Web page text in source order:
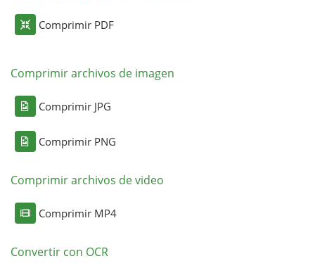
Comprimir PDF
Comprimir archivos de imagen
Comprimir JPG
Comprimir PNG
Comprimir archivos de video
Comprimir MP4
Convertir con OCR